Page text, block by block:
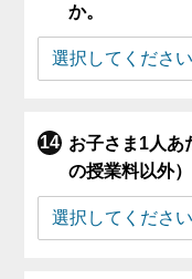
か。
お子さま1人あ
の授業料以外